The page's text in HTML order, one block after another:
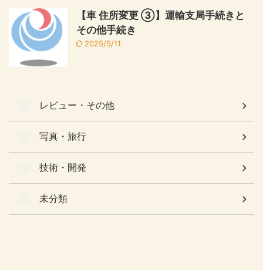
【車 住所変更 ③】運輸支局手続きと
その他手続き
2025/5/11
レビュー・その他
写真・旅行
技術・開発
未分類